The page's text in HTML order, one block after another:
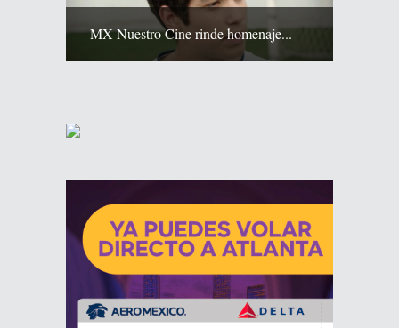
MX Nuestro Cine rinde homenaje...